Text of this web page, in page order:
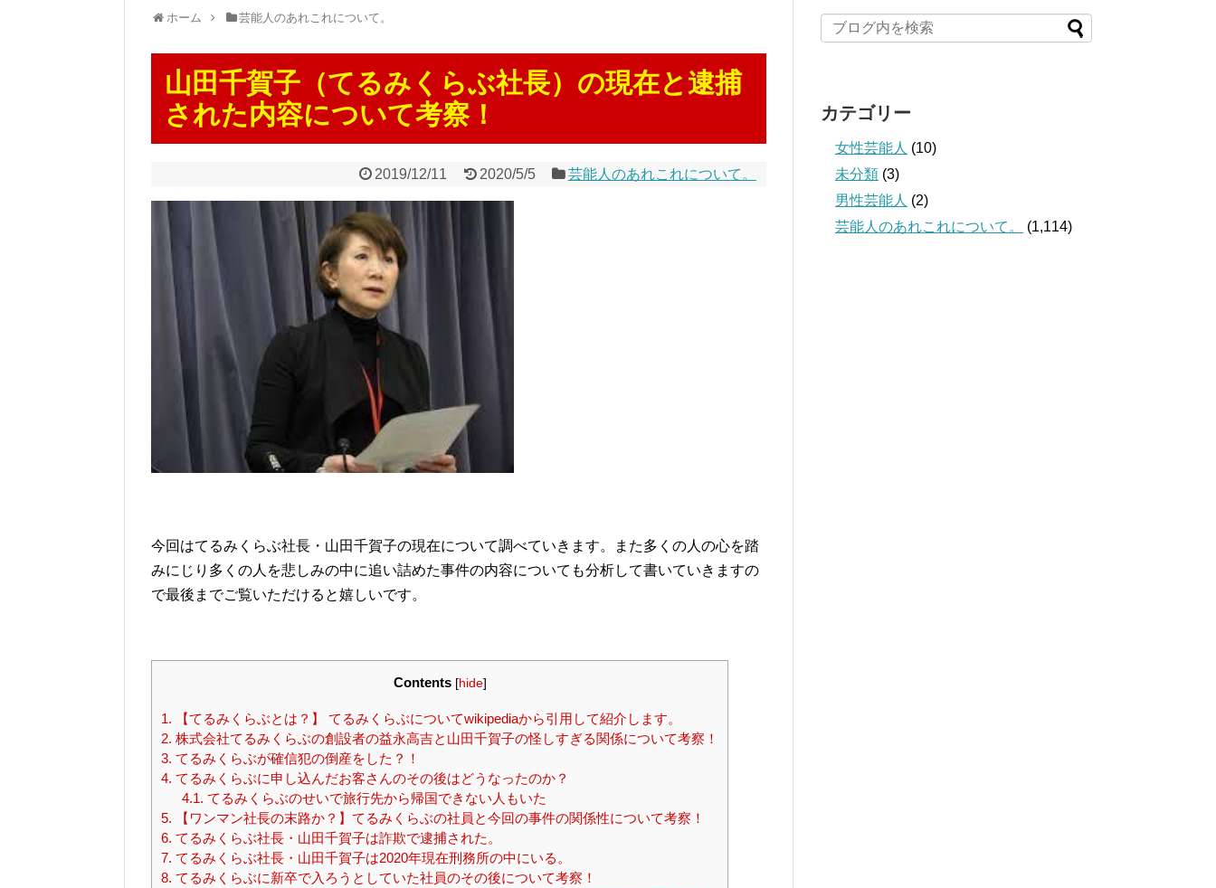
ホーム 芸能人のあれこれについて。
山田千賀子（てるみくらぶ社長）の現在と逮捕
された内容について考察！
2019/12/11 2020/5/5 芸能人のあれこれについて。
今回はてるみくらぶ社長・山田千賀子の現在について調べていきます。また多くの人の心を踏
みにじり多くの人を悲しみの中に追い詰めた事件の内容についても分析して書いていきますの
で最後までご覧いただけると嬉しいです。
Contents [hide]
1. 【てるみくらぶとは？】 てるみくらぶについてwikipediaから引用して紹介します。
2. 株式会社てるみくらぶの創設者の益永高吉と山田千賀子の怪しすぎる関係について考察！
3. てるみくらぶが確信犯の倒産をした？！
4. てるみくらぶに申し込んだお客さんのその後はどうなったのか？
4.1. てるみくらぶのせいで旅行先から帰国できない人もいた
5. 【ワンマン社長の末路か？】てるみくらぶの社員と今回の事件の関係性について考察！
6. てるみくらぶ社長・山田千賀子は詐欺で逮捕された。
7. てるみくらぶ社長・山田千賀子は2020年現在刑務所の中にいる。
8. てるみくらぶに新卒で入ろうとしていた社員のその後について考察！
カテゴリー
女性芸能人 (10)
未分類 (3)
男性芸能人 (2)
芸能人のあれこれについて。
(1,114)